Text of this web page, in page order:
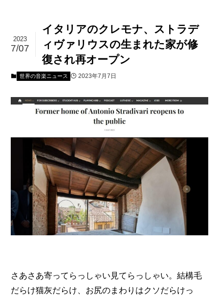
イタリアのクレモナ、ストラデ
ィヴァリウスの生まれた家が修
復され再オープン
2023
7/07
世界の音楽ニュース 2023年7月7日
さあさあ寄ってらっしゃい見てらっしゃい。結構毛
だらけ猫灰だらけ、お尻のまわりはクソだらけっ